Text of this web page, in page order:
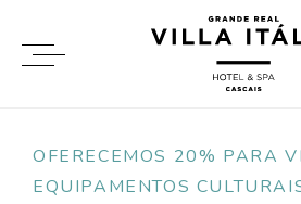
OFERECEMOS 20% PARA
EQUIPAMENTOS